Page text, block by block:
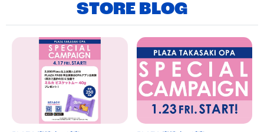
STORE BLOG